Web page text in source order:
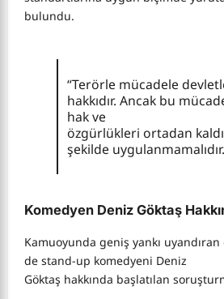
bulundu.
“Terörle mücadele
hakkıdır. Ancak bu
hak ve
özgürlükleri ortadan
şekilde
Komedyen Deniz Göktaş
Kamuoyunda geniş yankı
de stand-up komedyeni Deniz
Göktaş hakkında başlatılan